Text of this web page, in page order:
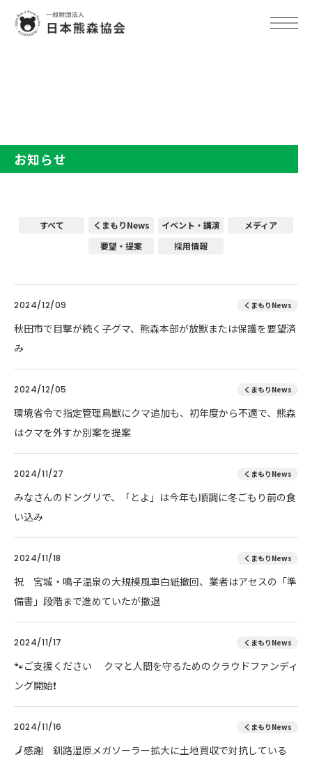
お知らせ
すべて くまもりNews イベント・講演
メディア
要望・提案
採用情報
2024/12/09 くまもりNews
秋田市で目撃が続く子グマ、熊森本部が放獣または保護を要望済
み
2024/12/05 くまもりNews
環境省令で指定管理鳥獣にクマ追加も、初年度から不適で、熊森
はクマを外すか別案を提案
2024/11/27 くまもりNews
みなさんのドングリで、「とよ」は今年も順調に冬ごもり前の食
い込み
2024/11/18 くまもりNews
祝 宮城・鳴子温泉の大規模風車白紙撤回、業者はアセスの「準
備書」段階まで進めていたが撤退
2024/11/17 くまもりNews
🐾ご支援ください クマと人間を守るためのクラウドファンディ
ング開始❗
2024/11/16 くまもりNews
🗾感謝 釧路湿原メガソーラー拡大に土地買収で対抗している